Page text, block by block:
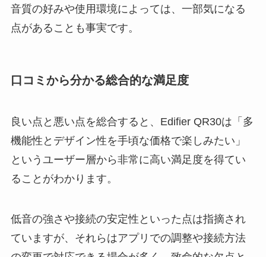
音質の好みや使用環境によっては、一部気になる
点があることも事実です。
口コミから分かる総合的な満足度
良い点と悪い点を総合すると、Edifier QR30は「多
機能性とデザイン性を手頃な価格で楽しみたい」
というユーザー層から非常に高い満足度を得てい
ることがわかります。
低音の強さや接続の安定性といった点は指摘され
ていますが、それらはアプリでの調整や接続方法